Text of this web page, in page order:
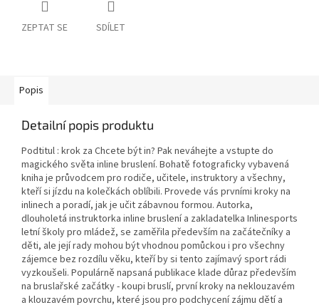
ZEPTAT SE SDÍLET
Popis
Detailní popis produktu
Podtitul : krok za Chcete být in? Pak neváhejte a vstupte do
magického světa inline bruslení. Bohatě fotograficky vybavená
kniha je průvodcem pro rodiče, učitele, instruktory a všechny,
kteří si jízdu na kolečkách oblíbili. Provede vás prvními kroky na
inlinech a poradí, jak je učit zábavnou formou. Autorka,
dlouholetá instruktorka inline bruslení a zakladatelka Inlinesports
letní školy pro mládež, se zaměřila především na začátečníky a
děti, ale její rady mohou být vhodnou pomůckou i pro všechny
zájemce bez rozdílu věku, kteří by si tento zajímavý sport rádi
vyzkoušeli. Populárně napsaná publikace klade důraz především
na bruslařské začátky - koupi bruslí, první kroky na neklouzavém
a klouzavém povrchu, které jsou pro podchycení zájmu dětí a